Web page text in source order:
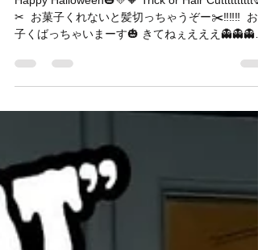
話、もしくはご来店のお客様のみのご予約とさせ
ていただきます。まだ空きはございますので、お
待ちしております。 ⁡ ※キャンセル待ちも承って
ります。 大変お手数ではございますが、ご希望
Happy Halloween🎃💛🧡
Happy Halloween🎃💛🧡 Trick or Hair Cutttttttttt💀
子くばっちゃいまーす🎃 ⁡きてねぇえええ
👻👻👻👻 お花はハロウィンカラー💛🧡...